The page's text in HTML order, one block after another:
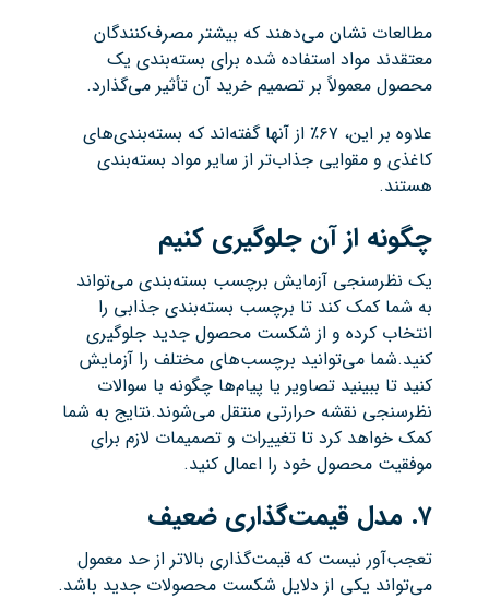
مطالعات نشان می‌دهند که بیشتر مصرف‌کنندگان
معتقدند مواد استفاده شده برای بسته‌بندی یک
محصول معمولاً بر تصمیم خرید آن تأثیر می‌گذارد.
علاوه بر این، ۶۷٪ از آنها گفته‌اند که بسته‌بندی‌های
کاغذی و مقوایی جذاب‌تر از سایر مواد بسته‌بندی
هستند.
چگونه از آن جلوگیری کنیم
یک نظرسنجی آزمایش برچسب بسته‌بندی می‌تواند
به شما کمک کند تا برچسب بسته‌بندی جذابی را
انتخاب کرده و از شکست محصول جدید جلوگیری
کنید.شما می‌توانید برچسب‌های مختلف را آزمایش
کنید تا ببینید تصاویر یا پیام‌ها چگونه با سوالات
نظرسنجی نقشه حرارتی منتقل می‌شوند.نتایج به شما
کمک خواهد کرد تا تغییرات و تصمیمات لازم برای
موفقیت محصول خود را اعمال کنید.
۷. مدل قیمت‌گذاری ضعیف
تعجب‌آور نیست که قیمت‌گذاری بالاتر از حد معمول
می‌تواند یکی از دلایل شکست محصولات جدید باشد.